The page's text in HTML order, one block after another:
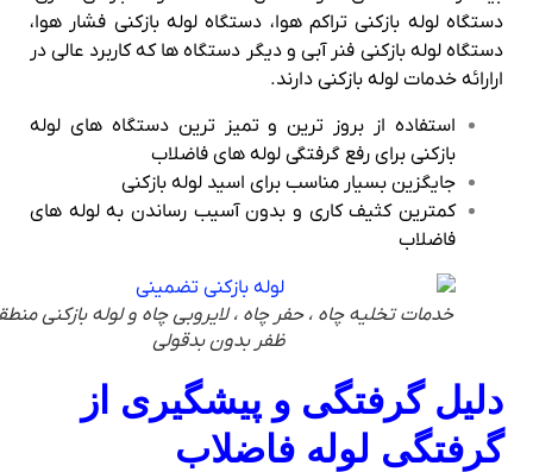
دستگاه لوله بازکنی تراکم هوا، دستگاه لوله بازکنی فشار هوا،
دستگاه لوله بازکنی فنر آبی و دیگر دستگاه ها که کاربرد عالی در
ارارائه خدمات لوله بازکنی دارند.
استفاده از بروز ترین و تمیز ترین دستگاه های لوله
بازکنی برای رفع گرفتگی لوله های فاضلاب
جایگزین بسیار مناسب برای اسید لوله بازکنی
کمترین کثیف کاری و بدون آسیب رساندن به لوله های
فاضلاب
خدمات تخلیه چاه ، حفر چاه ، لایروبی چاه و لوله بازکنی منطقه
ظفر بدون بدقولی
دلیل گرفتگی و پیشگیری از
گرفتگی لوله فاضلاب